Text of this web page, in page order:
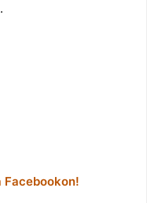
Facebookon!